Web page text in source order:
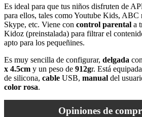
Es ideal para que tus niños disfruten de
para ellos, tales como Youtube Kids, ABC
Skype, etc. Viene con control parental a
Kidoz (preinstalada) para filtrar el
apto para los pequeñines.
Es muy sencilla de configurar, delgada
x 4.5cm y un peso de 912gr. Está
de silicona, cable USB, manual del
color rosa.
Opiniones de